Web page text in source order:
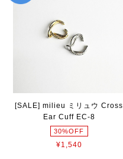
[SALE] milieu ミリュウ Cross
Ear Cuff EC-8
30%OFF
¥1,540